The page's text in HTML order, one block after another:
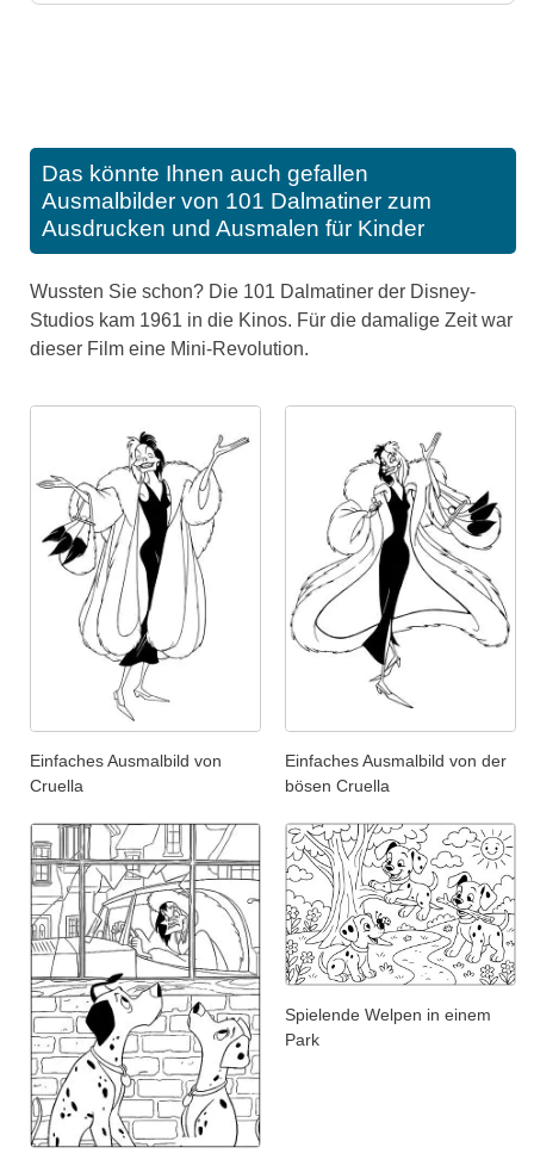
Das könnte Ihnen auch gefallen
Ausmalbilder von 101 Dalmatiner zum
Ausdrucken und Ausmalen für Kinder
Wussten Sie schon? Die 101 Dalmatiner der Disney-
Studios kam 1961 in die Kinos. Für die damalige Zeit war
dieser Film eine Mini-Revolution.
Einfaches Ausmalbild von
Cruella
Einfaches Ausmalbild von der
bösen Cruella
Spielende Welpen in einem
Park